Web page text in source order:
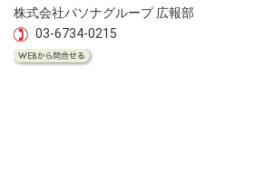
株式会社パソナグループ 広報部
03-6734-0215